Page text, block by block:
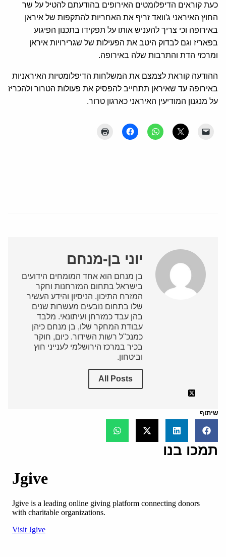
כעת קוראים הדיפלומטים האירופים בהודעתם להטיל על שר
החוץ האיראני ג'וואד זריף את האחריות להתקפות של איראן
באירופה וכי צריך להעניש אותו על תפקידו בתכנון הפיגוע
בפאריז וגם לבדוק היטב את הפעילות של שגרירויות איראן
ומרכזי הדת והתרבות שלה באירופה.
ההודעה קוראת לצמצם את המשלחות הדיפלומטיות האיראניות
באירופה עד שאיראן תתחייב להפסיק את פעולות הטרור ולהכריז
על מנגנון המודיעין האיראני כארגון טרור.
יוני בן-מנחם
בן מנחם הוא אחד המומחים הידועים
בישראל בתחום המזרחנות וחקר
המזרח התיכון. הניסיון והידע העשיר
שלו בתחום נובעים מעשרות שנים
בהן עבד כמזרחן ועיתונאי. מלבד
עבודת המחקר שלו, בן מנחם כיהן
כמנכ"ל רשות השידור. כיום, חוקר
בכיר במרכז הירושלמי לענייני חוץ
וביטחון.
All Posts
שיתוף
תמכו בנו